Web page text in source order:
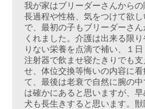
我が家はブリーダーさんから
長過程や性格、気をつけて欲
で、最初の子もブリーダーさ
くれました。介護は出来る限
りない栄養を点滴で補い、１
注射器で飲ませ寝たきりでも
せ、体位交換等悔いの内容に
て、最後は老衰で自然に腕の
は確かにあると思いますが、早
犬も長生きすると思います。